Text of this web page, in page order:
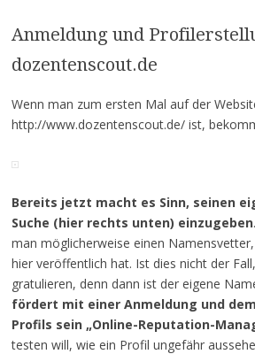
Anmeldung und
dozentenscout.de
Wenn man zum ersten Mal auf der
http://www.dozentenscout.de/ ist,
Bereits jetzt macht es Sinn, seinen
Suche (hier rechts unten) einzugeben
man möglicherweise einen
hier veröffentlich hat. Ist dies nicht der
gratulieren, denn dann ist der eigene
fördert mit einer Anmeldung und
Profils sein „Online-Reputation-
testen will, wie ein Profil ungefähr